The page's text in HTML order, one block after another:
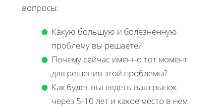
вопросы:
Какую большую и болезненную
проблему вы решаете?
Почему сейчас именно тот момент
для решения этой проблемы?
Как будет выглядеть ваш рынок
через 5-10 лет и какое место в нем